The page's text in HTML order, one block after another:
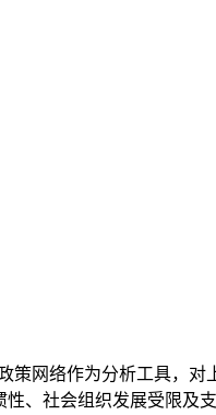
网络作为分析工具，
、社会组织发展受限